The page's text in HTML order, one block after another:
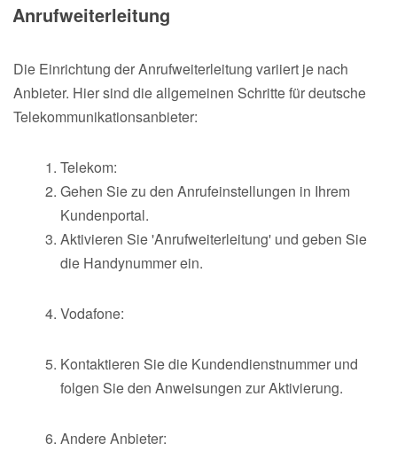
Anrufweiterleitung
Die Einrichtung der Anrufweiterleitung variiert je nach
Anbieter. Hier sind die allgemeinen Schritte für deutsche
Telekommunikationsanbieter:
Telekom:
Gehen Sie zu den Anrufeinstellungen in Ihrem
Kundenportal.
Aktivieren Sie 'Anrufweiterleitung' und geben Sie
die Handynummer ein.
Vodafone:
Kontaktieren Sie die Kundendienstnummer und
folgen Sie den Anweisungen zur Aktivierung.
Andere Anbieter: